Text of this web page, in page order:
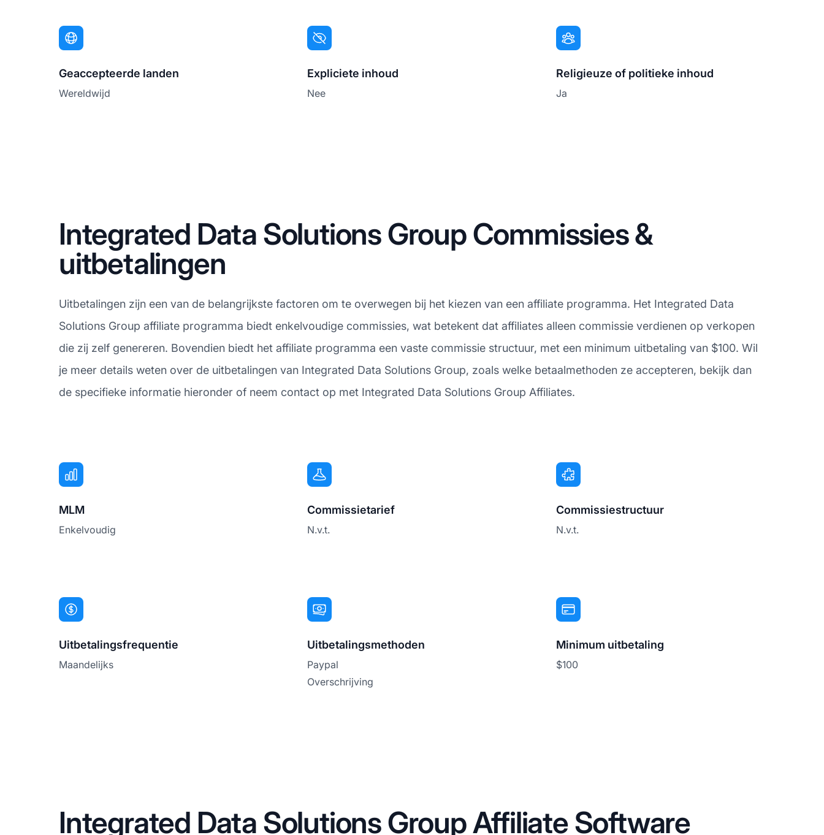
Geaccepteerde landen
Wereldwijd
Expliciete inhoud
Nee
Religieuze of politieke inhoud
Ja
Integrated Data Solutions Group Commissies &
uitbetalingen
Uitbetalingen zijn een van de belangrijkste factoren om te overwegen bij het kiezen van een affiliate programma. Het Integrated Data
Solutions Group affiliate programma biedt enkelvoudige commissies, wat betekent dat affiliates alleen commissie verdienen op verkopen
die zij zelf genereren. Bovendien biedt het affiliate programma een vaste commissie structuur, met een minimum uitbetaling van $100. Wil
je meer details weten over de uitbetalingen van Integrated Data Solutions Group, zoals welke betaalmethoden ze accepteren, bekijk dan
de specifieke informatie hieronder of neem contact op met Integrated Data Solutions Group Affiliates.
MLM
Enkelvoudig
Commissietarief
N.v.t.
Commissiestructuur
N.v.t.
Uitbetalingsfrequentie
Maandelijks
Uitbetalingsmethoden
Paypal
Overschrijving
Minimum uitbetaling
$100
Integrated Data Solutions Group Affiliate Software